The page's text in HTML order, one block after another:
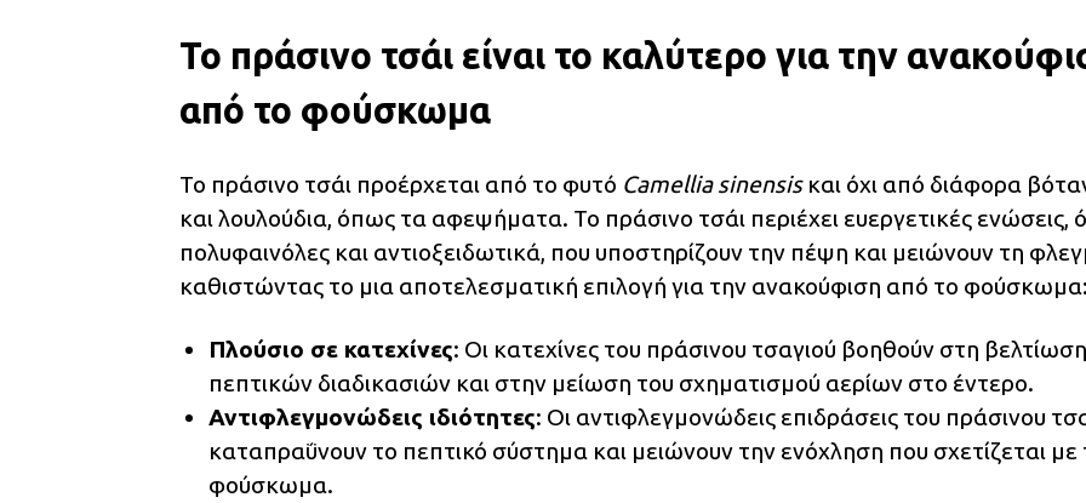
Το πράσινο τσάι είναι το καλύτερο για την
από το φούσκωμα
Το πράσινο τσάι προέρχεται από το φυτό Camellia sinensisκαι όχι από διάφορα
και λουλούδια, όπως τα αφεψήματα. Το πράσινο τσάι περιέχει ευεργετικές ενώσεις,
πολυφαινόλες και αντιοξειδωτικά, που υποστηρίζουν την πέψη και μειώνουν τη
καθιστώντας το μια αποτελεσματική επιλογή για την ανακούφιση από το
Πλούσιο σε κατεχίνες: Οι κατεχίνες του πράσινου τσαγιού βοηθούν στη
πεπτικών διαδικασιών και στην μείωση του σχηματισμού αερίων στο έντερο.
Αντιφλεγμονώδεις ιδιότητες: Οι αντιφλεγμονώδεις επιδράσεις του πράσινου
καταπραΰνουν το πεπτικό σύστημα και μειώνουν την ενόχληση που σχετίζεται με
φούσκωμα.